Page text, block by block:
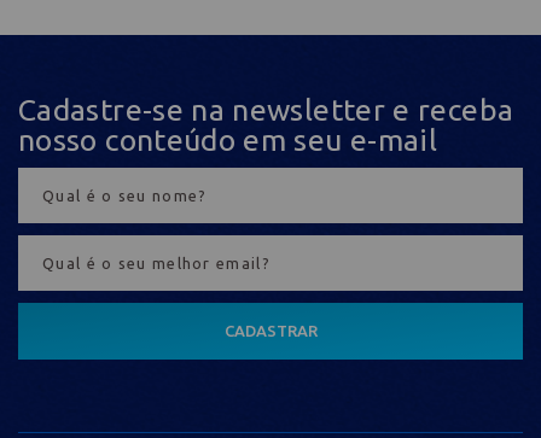
Cadastre-se na newsletter e receba
nosso conteúdo em seu e-mail
CADASTRAR